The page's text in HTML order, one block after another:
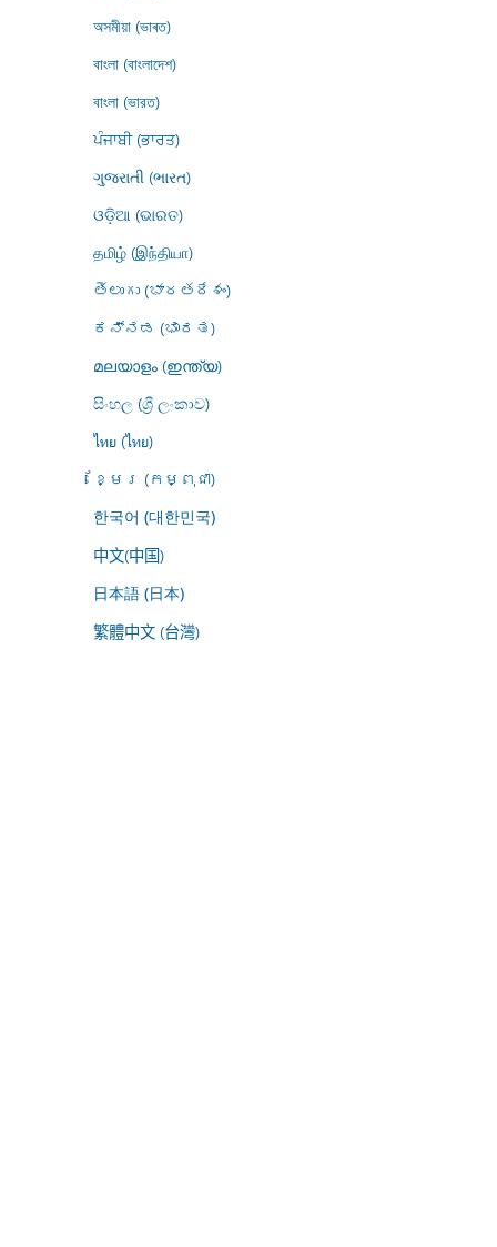
অসমীয়া (ভাৰত)
বাংলা (বাংলাদেশ)
বাংলা (ভারত)
ਪੰਜਾਬੀ (ਭਾਰਤ)
ગુજરાતી (ભારત)
ଓଡ଼ିଆ (ଭାରତ)
தமிழ் (இந்தியா)
తెలుగు (భారతదేశం)
ಕನ್ನಡ (ಭಾರತ)
മലയാളം (ഇന്ത്യ)
සිංහල (ශ්‍රී ලංකාව)
ไทย (ไทย)
ខ្មែរ (កម្ពុជា)
한국어 (대한민국)
中文(中国)
日本語 (日本)
繁體中文 (台灣)